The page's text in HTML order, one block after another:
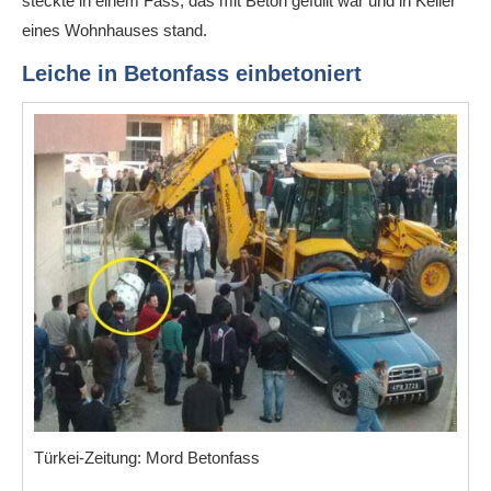
eines Wohnhauses stand.
Leiche in Betonfass einbetoniert
Türkei-Zeitung: Mord Betonfass